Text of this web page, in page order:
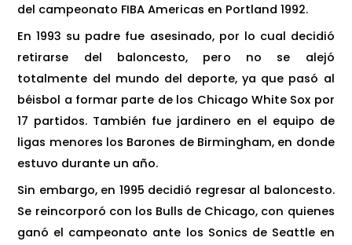
del campeonato FIBA Americas en Portland 1992.
En 1993 su padre fue asesinado, por lo cual decidió
retirarse del baloncesto, pero no se alejó
totalmente del mundo del deporte, ya que pasó al
béisbol a formar parte de los Chicago White Sox por
17 partidos. También fue jardinero en el equipo de
ligas menores los Barones de Birmingham, en donde
estuvo durante un año.
Sin embargo, en 1995 decidió regresar al baloncesto.
Se reincorporó con los Bulls de Chicago, con quienes
ganó el campeonato ante los Sonics de Seattle en